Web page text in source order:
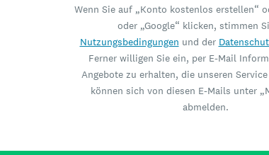
Wenn Sie auf „Konto kostenlos erstellen“
oder „Google“ klicken, stimmen
Nutzungsbedingungen und der
Ferner willigen Sie ein, per E-Mail
Angebote zu erhalten, die unseren
können sich von diesen E-Mails unter
abmelden.